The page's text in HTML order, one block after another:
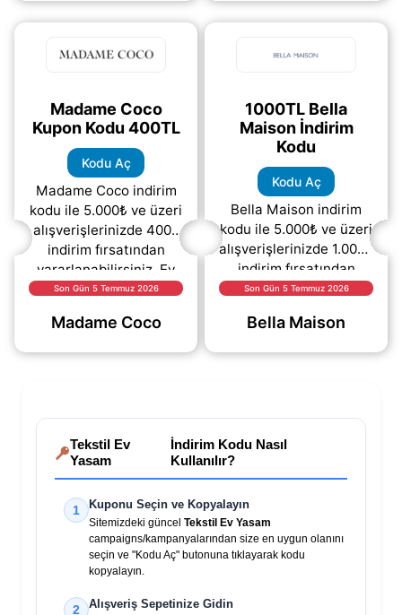
Madame Coco
Kupon Kodu 400TL
Kodu Aç
Madame Coco indirim
kodu ile 5.000₺ ve üzeri
alışverişlerinizde 400₺
indirim fırsatından
yararlanabilirsiniz. Ev
tekstili ve dekorasyon
(daha&helliip;)
Son Gün 5 Temmuz 2026
Madame Coco
1000TL Bella
Maison İndirim
Kodu
Kodu Aç
Bella Maison indirim
kodu ile 5.000₺ ve üzeri
alışverişlerinizde 1.000₺
indirim fırsatından
yararlanabilirsiniz. Ev
ürünlerinde
Son Gün 5 Temmuz 2026
Bella Maison
Tekstil Ev
Yasam
İndirim Kodu Nasıl
Kullanılır?
1 Kuponu Seçin ve Kopyalayın
Sitemizdeki güncel Tekstil Ev Yasam
campaigns/kampanyalarından size en uygun olanını
seçin ve "Kodu Aç" butonuna tıklayarak kodu
kopyalayın.
2 Alışveriş Sepetinize Gidin